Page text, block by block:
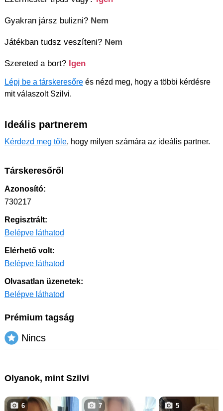
Gyakran jársz bulizni? Nem
Játékban tudsz veszíteni? Nem
Szereted a bort? Igen
Lépj be a társkeresőre és nézd meg, hogy a többi kérdésre
mit válaszolt Szilvi.
Ideális partnerem
Kérdezd meg tőle, hogy milyen számára az ideális partner.
Társkeresőről
Azonosító:
730217
Regisztrált:
Belépve láthatod
Elérhető volt:
Belépve láthatod
Olvasatlan üzenetek:
Belépve láthatod
Prémium tagság
Nincs
Olyanok, mint Szilvi
6 7 5